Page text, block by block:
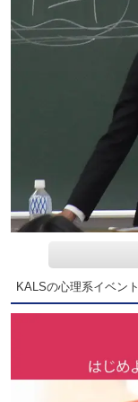
KALSの心理系イベント